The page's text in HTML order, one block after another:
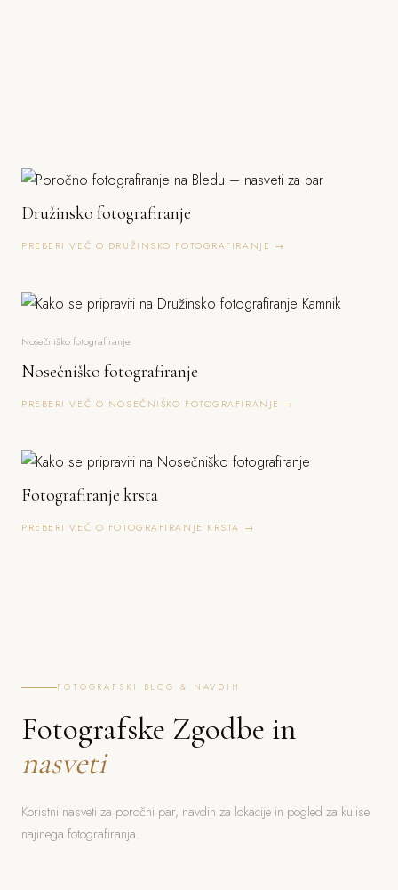
Družinsko fotografiranje
PREBERI VEČ O DRUŽINSKO FOTOGRAFIRANJE →
Nosečniško fotografiranje
Nosečniško fotografiranje
PREBERI VEČ O NOSEČNIŠKO FOTOGRAFIRANJE →
Fotografiranje krsta
PREBERI VEČ O FOTOGRAFIRANJE KRSTA →
FOTOGRAFSKI BLOG & NAVDIH
Fotografske Zgodbe in
nasveti
Koristni nasveti za poročni par, navdih za lokacije in pogled za kulise
najinega fotografiranja.